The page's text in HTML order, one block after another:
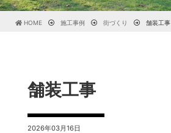
HOME 施工事例 街づくり 舗装工事
舗装工事
2026年03月16日